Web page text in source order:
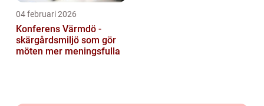
04 februari 2026
Konferens Värmdö -
skärgårdsmiljö som gör
möten mer meningsfulla